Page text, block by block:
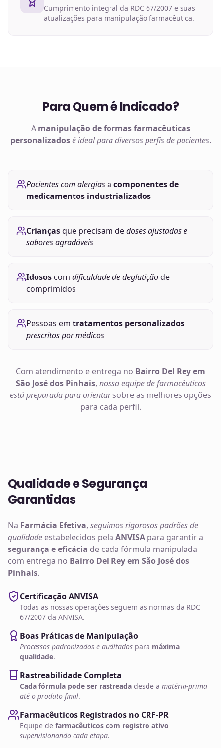
Cumprimento integral da RDC 67/2007 e suas
atualizações para manipulação farmacêutica.
Para Quem é Indicado?
A manipulação deformas farmacêuticas
personalizados é ideal para diversos perfis de pacientes.
Pacientes com alergiasa componentes de
medicamentos industrializados
Criançasque precisam dedoses ajustadas e
sabores agradáveis
Idososcom dificuldade de deglutiçãode
comprimidos
Pessoas em tratamentos personalizados
prescritos por médicos
Com atendimento e entrega no Bairro Del Rey em
São José dos Pinhais, nossa equipe de farmacêuticos
está preparada para orientarsobre as melhores opções
para cada perfil.
Qualidade e Segurança
Garantidas
Na Farmácia Efetiva, seguimos rigorosos padrões de
qualidade estabelecidos pela ANVISA para garantir a
segurança e eficácia de cada fórmula manipulada
com entrega no Bairro Del Rey em São José dos
Pinhais.
Certificação ANVISA
Todas as nossas operações seguem as normas da RDC
67/2007 da ANVISA.
Boas Práticas de Manipulação
Processos padronizados e auditados para máxima
qualidade.
Rastreabilidade Completa
Cada fórmula pode ser rastreada desde a matéria-prima
até o produto final.
Farmacêuticos Registrados no CRF-PR
Equipe de farmacêuticos com registro ativo
supervisionando cada etapa.